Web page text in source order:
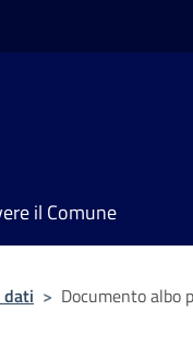
il Comune
dati > Documento albo